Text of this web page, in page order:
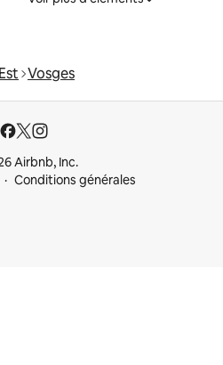
Vosges
Airbnb, Inc.
Conditions générales